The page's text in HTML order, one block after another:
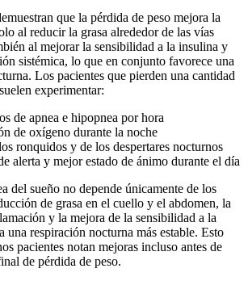
que la pérdida de peso mejora la
al reducir la grasa alrededor de las vías
al mejorar la sensibilidad a la insulina y
sistémica, lo que en conjunto favorece una
Los pacientes que pierden una cantidad
experimentar:
de apnea e hipopnea por hora
de oxígeno durante la noche
ronquidos y de los despertares nocturnos
alerta y mejor estado de ánimo durante el día
del sueño no depende únicamente de los
de grasa en el cuello y el abdomen, la
y la mejora de la sensibilidad a la
una respiración nocturna más estable. Esto
pacientes notan mejoras incluso antes de
de pérdida de peso.